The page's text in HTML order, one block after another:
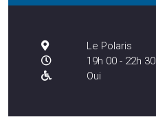
Le Polaris
19h 00 - 22h 30
Oui